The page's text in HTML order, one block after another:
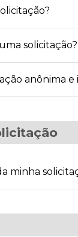
solicitação?
anônima e
minha